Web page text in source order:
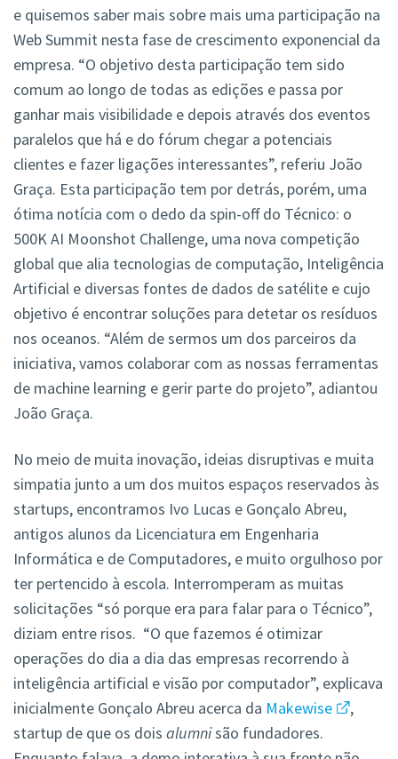
e quisemos saber mais sobre mais uma participação na
Web Summit nesta fase de crescimento exponencial da
empresa. “O objetivo desta participação tem sido
comum ao longo de todas as edições e passa por
ganhar mais visibilidade e depois através dos eventos
paralelos que há e do fórum chegar a potenciais
clientes e fazer ligações interessantes”, referiu João
Graça. Esta participação tem por detrás, porém, uma
ótima notícia com o dedo da spin-off do Técnico: o
500K AI Moonshot Challenge, uma nova competição
global que alia tecnologias de computação, Inteligência
Artificial e diversas fontes de dados de satélite e cujo
objetivo é encontrar soluções para detetar os resíduos
nos oceanos. “Além de sermos um dos parceiros da
iniciativa, vamos colaborar com as nossas ferramentas
de machine learning e gerir parte do projeto”, adiantou
João Graça.
No meio de muita inovação, ideias disruptivas e muita
simpatia junto a um dos muitos espaços reservados às
startups, encontramos Ivo Lucas e Gonçalo Abreu,
antigos alunos da Licenciatura em Engenharia
Informática e de Computadores, e muito orgulhoso por
ter pertencido à escola. Interromperam as muitas
solicitações “só porque era para falar para o Técnico”,
diziam entre risos. “O que fazemos é otimizar
operações do dia a dia das empresas recorrendo à
inteligência artificial e visão por computador”, explicava
inicialmente Gonçalo Abreu acerca da Makewise
,
startup de que os dois alumnisão fundadores.